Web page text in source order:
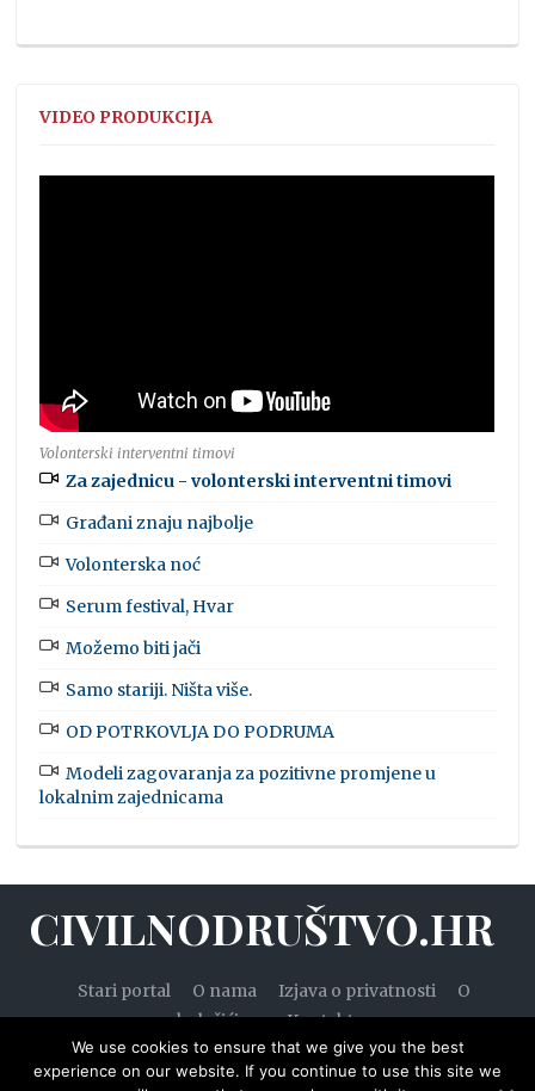
VIDEO PRODUKCIJA
Volonterski interventni timovi
Za zajednicu - volonterski interventni timovi
Građani znaju najbolje
Volonterska noć
Serum festival, Hvar
Možemo biti jači
Samo stariji. Ništa više.
OD POTRKOVLJA DO PODRUMA
Modeli zagovaranja za pozitivne promjene u
lokalnim zajednicama
CIVILNODRUŠTVO.HR
Stari portal O nama Izjava o privatnosti
O
kolačićima
Kontakt
We use cookies to ensure that we give you the best
experience on our website. If you continue to use this site we